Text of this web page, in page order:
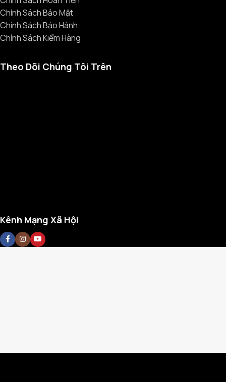
Chính Sách Bảo Mật
Chính Sách Bảo Hành
Chính Sách Kiểm Hàng
Theo Dõi Chúng Tôi Trên
Kênh Mạng Xã Hội